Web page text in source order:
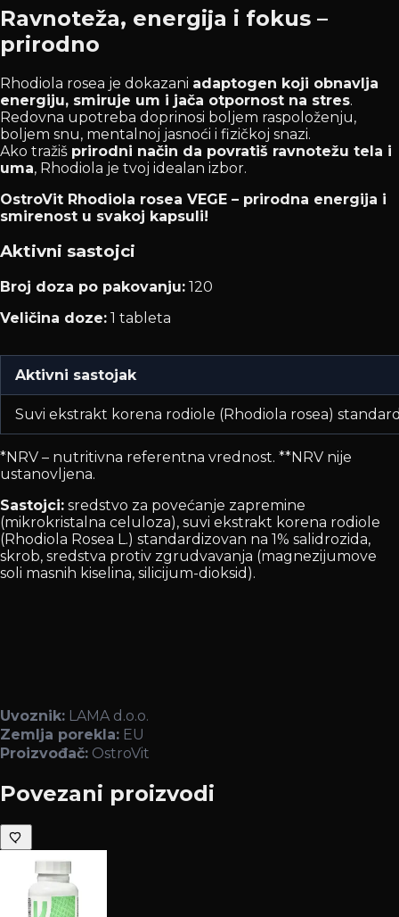
Ravnoteža, energija i fokus –
prirodno
Rhodiola rosea je dokazani adaptogen koji obnavlja
energiju, smiruje um i jača otpornost na stres.
Redovna upotreba doprinosi boljem raspoloženju,
boljem snu, mentalnoj jasnoći i fizičkoj snazi.
Ako tražiš prirodni način da povratiš ravnotežu tela i
uma, Rhodiola je tvoj idealan izbor.
OstroVit Rhodiola rosea VEGE – prirodna energija i
smirenost u svakoj kapsuli!
Aktivni sastojci
Broj doza po pakovanju: 120
Veličina doze: 1 tableta
Aktivni sastojak
Suvi ekstrakt korena rodiole (Rhodiola rosea)
*NRV – nutritivna referentna vrednost. **NRV nije
ustanovljena.
Sastojci: sredstvo za povećanje zapremine
(mikrokristalna celuloza), suvi ekstrakt korena rodiole
(Rhodiola Rosea L.) standardizovan na 1% salidrozida,
skrob, sredstva protiv zgrudvavanja (magnezijumove
soli masnih kiselina, silicijum-dioksid).
Uvoznik: LAMA d.o.o.
Zemlja porekla: EU
Proizvođač: OstroVit
Povezani proizvodi